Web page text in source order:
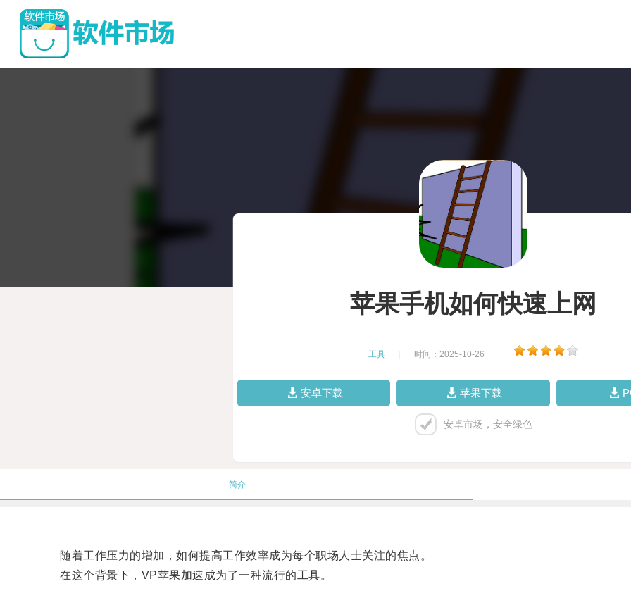
苹果手机如何快速上网
工具 时间：2025-10-26
安卓下载 苹果下载
安卓市场，安全绿色
简介
随着工作压力的增加，如何提高工作效率成为每个职场人士关注的焦点。
在这个背景下，VP苹果加速成为了一种流行的工具。